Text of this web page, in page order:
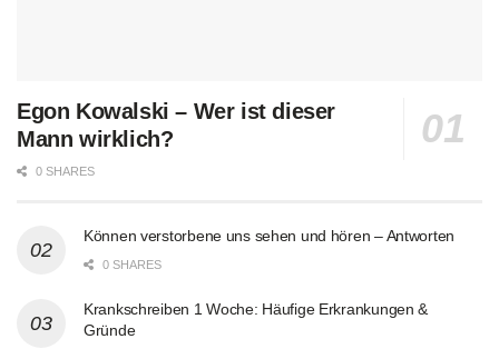
Egon Kowalski – Wer ist dieser
Mann wirklich?
0 SHARES
Können verstorbene uns sehen und hören – Antworten
0 SHARES
Krankschreiben 1 Woche: Häufige Erkrankungen &
Gründe